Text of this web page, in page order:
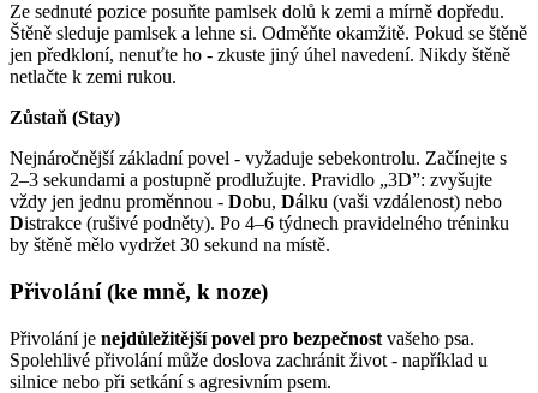
Ze sednuté pozice posuňte pamlsek dolů k zemi a mírně dopředu.
Štěně sleduje pamlsek a lehne si. Odměňte okamžitě. Pokud se štěně
jen předkloní, nenuťte ho - zkuste jiný úhel navedení. Nikdy štěně
netlačte k zemi rukou.
Zůstaň (Stay)
Nejnáročnější základní povel - vyžaduje sebekontrolu. Začínejte s
2–3 sekundami a postupně prodlužujte. Pravidlo „3D”: zvyšujte
vždy jen jednu proměnnou - Dobu, Dálku (vaši vzdálenost) nebo
Distrakce (rušivé podněty). Po 4–6 týdnech pravidelného tréninku
by štěně mělo vydržet 30 sekund na místě.
Přivolání (ke mně, k noze)
Přivolání je nejdůležitější povel pro bezpečnost vašeho psa.
Spolehlivé přivolání může doslova zachránit život - například u
silnice nebo při setkání s agresivním psem.